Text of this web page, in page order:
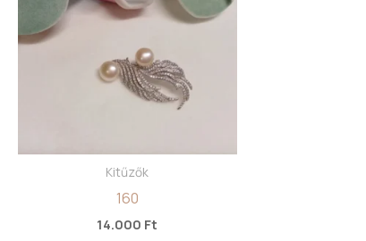
Kitűzők
160
14.000 Ft